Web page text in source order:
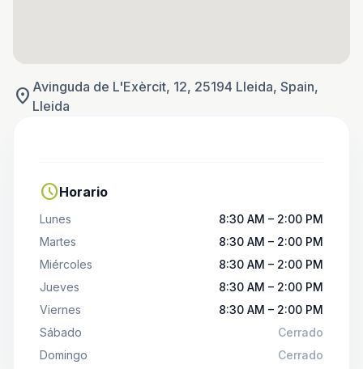
location_on Avinguda de L'Exèrcit, 12, 25194 Lleida, Spain,
Lleida
scheduleHorario
Lunes
8:30 AM – 2:00 PM
Martes
8:30 AM – 2:00 PM
Miércoles
8:30 AM – 2:00 PM
Jueves
8:30 AM – 2:00 PM
Viernes
8:30 AM – 2:00 PM
Sábado
Cerrado
Domingo
Cerrado